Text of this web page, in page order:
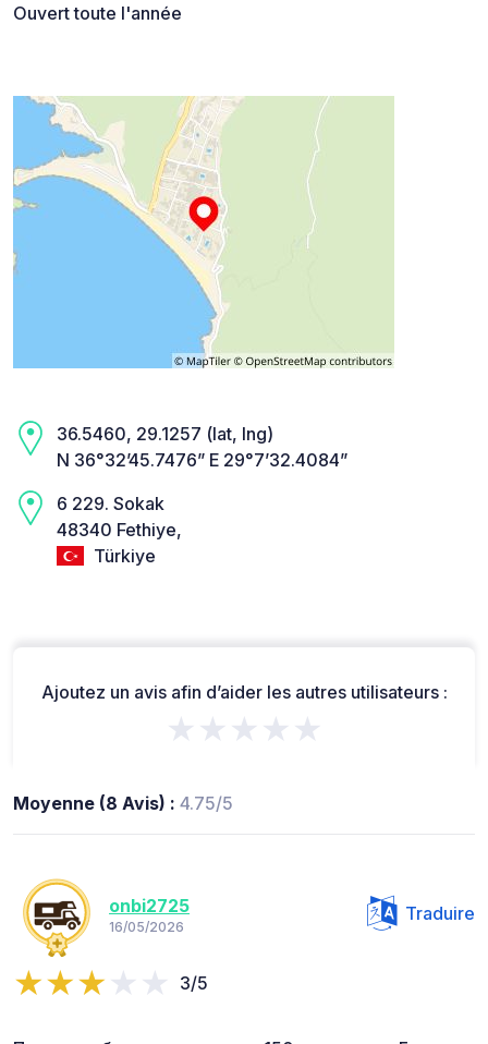
Ouvert toute l'année
36.5460, 29.1257 (lat, lng)
N 36°32’45.7476” E 29°7’32.4084”
6 229. Sokak
48340 Fethiye,
Türkiye
Ajoutez un avis afin d’aider les autres utilisateurs :
★★★★★
Moyenne (8 Avis) : 4.75/5
onbi2725
16/05/2026
Traduire
3/5